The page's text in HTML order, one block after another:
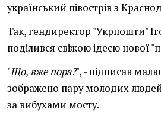
український півострів з
Так, гендиректор "Укрпошти"
поділився свіжою ідеєю нової
"Що, вже пора?", - підписав
зображено пару молодих людей,
за вибухами мосту.